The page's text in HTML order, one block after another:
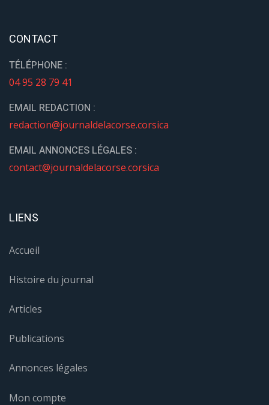
CONTACT
TÉLÉPHONE :
04 95 28 79 41
EMAIL REDACTION :
redaction@journaldelacorse.corsica
EMAIL ANNONCES LÉGALES :
contact@journaldelacorse.corsica
LIENS
Accueil
Histoire du journal
Articles
Publications
Annonces légales
Mon compte